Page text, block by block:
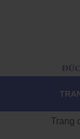
Trang